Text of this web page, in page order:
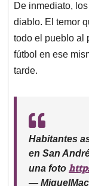
De inmediato,
diablo. El temor
todo el pueblo al
fútbol en ese
tarde.
Habitantes
en San
una foto
—